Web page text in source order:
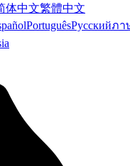
体中文繁體中文
PortuguêsРусскийภา